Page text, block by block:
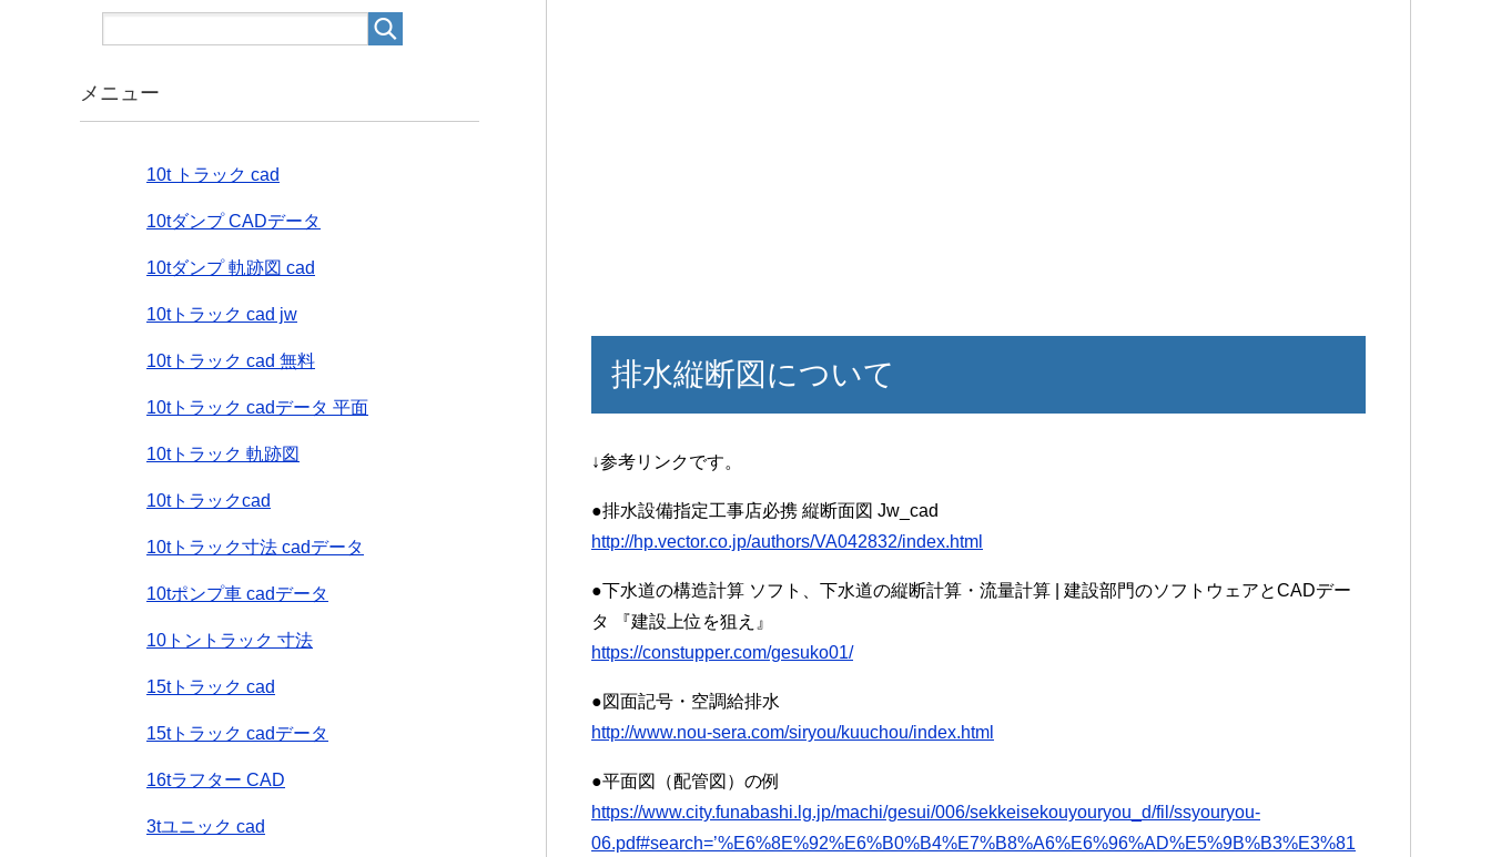
排水縦断図について
↓参考リンクです。
●排水設備指定工事店必携 縦断面図 Jw_cad
http://hp.vector.co.jp/authors/VA042832/index.html
●下水道の構造計算 ソフト、下水道の縦断計算・流量計算 | 建設部門のソフトウェアとCADデー
タ 『建設上位を狙え』
https://constupper.com/gesuko01/
●図面記号・空調給排水
http://www.nou-sera.com/siryou/kuuchou/index.html
●平面図（配管図）の例
https://www.city.funabashi.lg.jp/machi/gesui/006/sekkeisekouyouryou_d/fil/ssyouryou-
06.pdf#search=’%E6%8E%92%E6%B0%B4%E7%B8%A6%E6%96%AD%E5%9B%B3%E3%81
メニュー
10t トラック cad
10tダンプ CADデータ
10tダンプ 軌跡図 cad
10tトラック cad jw
10tトラック cad 無料
10tトラック cadデータ 平面
10tトラック 軌跡図
10tトラックcad
10tトラック寸法 cadデータ
10tポンプ車 cadデータ
10トントラック 寸法
15tトラック cad
15tトラック cadデータ
16tラフター CAD
3tユニック cad